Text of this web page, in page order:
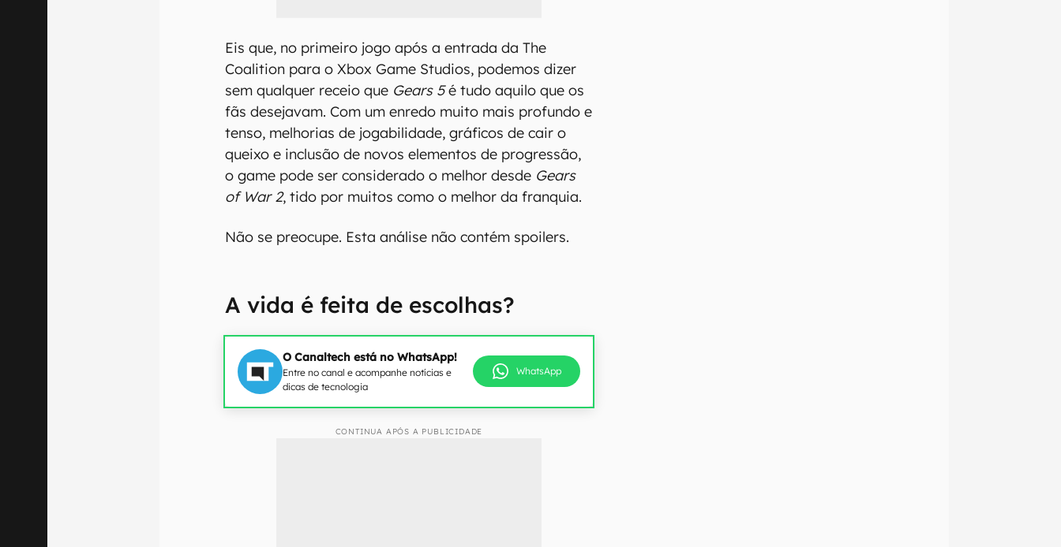
Eis que, no primeiro jogo após a entrada da The
Coalition para o Xbox Game Studios, podemos dizer
sem qualquer receio que Gears 5é tudo aquilo que os
fãs desejavam. Com um enredo muito mais profundo e
tenso, melhorias de jogabilidade, gráficos de cair o
queixo e inclusão de novos elementos de progressão,
o game pode ser considerado o melhor desde Gears
of War 2, tido por muitos como o melhor da franquia.
Não se preocupe. Esta análise não contém spoilers.
A vida é feita de escolhas?
O Canaltech está no WhatsApp!
Entre no canal e acompanhe notícias e
dicas de tecnologia
WhatsApp
CONTINUA APÓS A PUBLICIDADE